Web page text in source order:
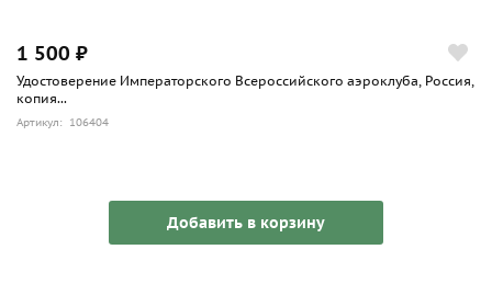
1 500 ₽
Удостоверение Императорского Всероссийского аэроклуба, Россия,
копия...
Артикул: 106404
Добавить в корзину